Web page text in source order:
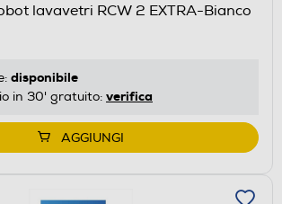
lavavetri RCW 2 EXTRA-Bianco
disponibile
in 30' gratuito: verifica
AGGIUNGI